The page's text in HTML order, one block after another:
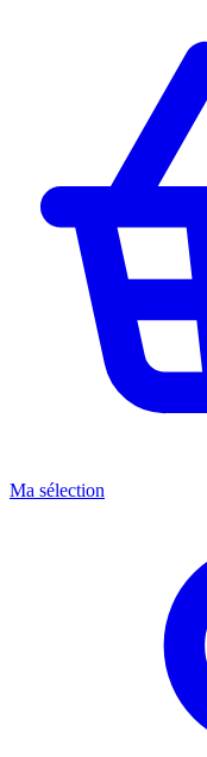
Ma sélection